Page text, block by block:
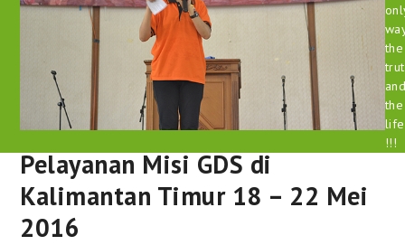
Pelayanan Misi GDS di
Kalimantan Timur 18 – 22 Mei
2016
the
the
life
!!!